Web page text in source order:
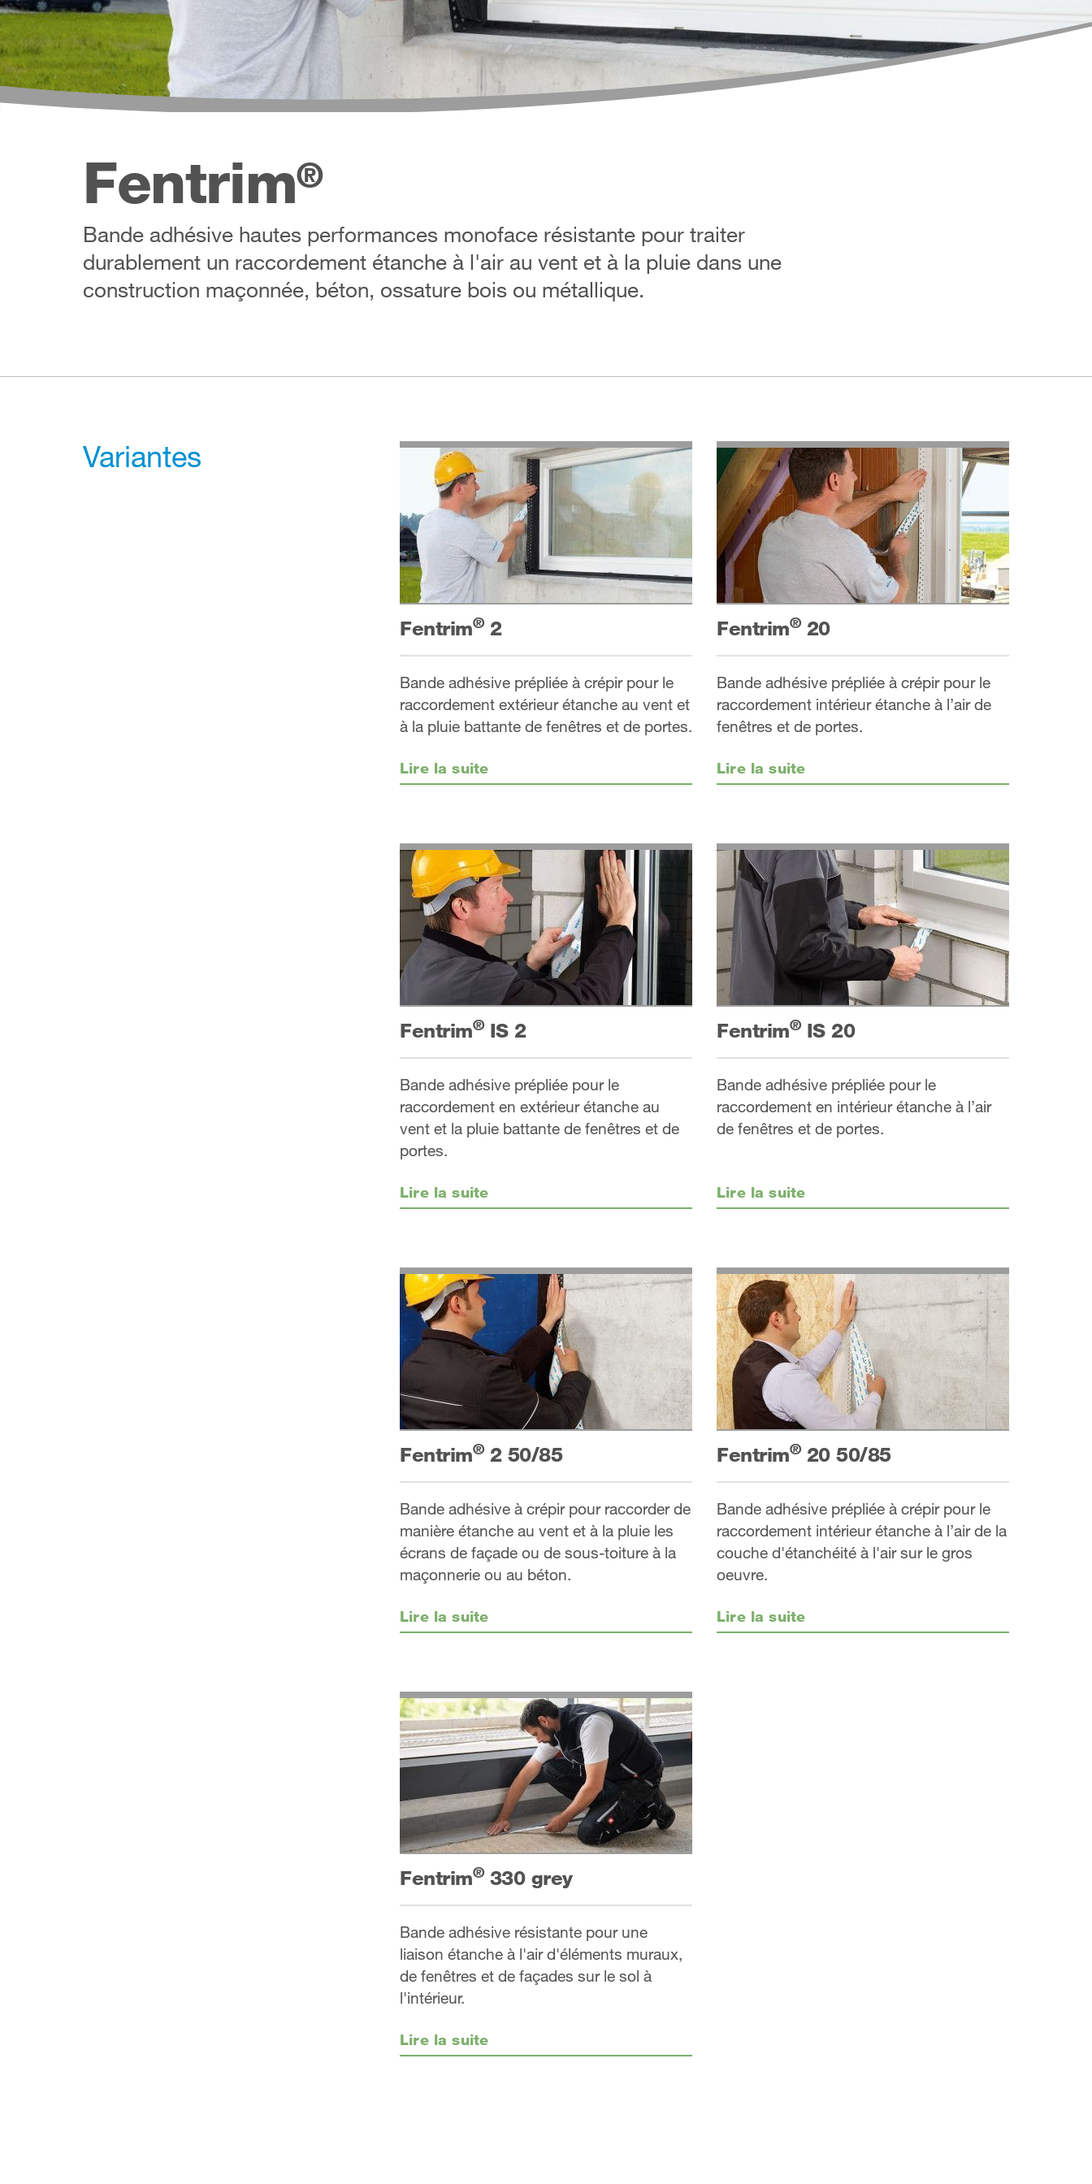
Fentrim®
Bande adhésive hautes performances monoface résistante pour traiter
durablement un raccordement étanche à l'air au vent et à la pluie dans une
construction maçonnée, béton, ossature bois ou métallique.
Variantes
Fentrim® 2
Bande adhésive prépliée à crépir pour le
raccordement extérieur étanche au vent et
à la pluie battante de fenêtres et de portes.
Lire la suite
Fentrim®20
Bande adhésive prépliée à crépir pour le
raccordement intérieur étanche à l’air de
fenêtres et de portes.
Lire la suite
Fentrim®IS 2
Bande adhésive prépliée pour le
raccordement en extérieur étanche au
vent et la pluie battante de fenêtres et de
portes.
Lire la suite
Fentrim®IS 20
Bande adhésive prépliée pour le
raccordement en intérieur étanche à l’air
de fenêtres et de portes.
Lire la suite
Fentrim®2 50/85
Bande adhésive à crépir pour raccorder de
manière étanche au vent et à la pluie les
écrans de façade ou de sous-toiture à la
maçonnerie ou au béton.
Lire la suite
Fentrim®20 50/85
Bande adhésive prépliée à crépir pour le
raccordement intérieur étanche à l’air de la
couche d'étanchéité à l'air sur le gros
oeuvre.
Lire la suite
Fentrim® 330 grey
Bande adhésive résistante pour une
liaison étanche à l'air d'éléments muraux,
de fenêtres et de façades sur le sol à
l'intérieur.
Lire la suite